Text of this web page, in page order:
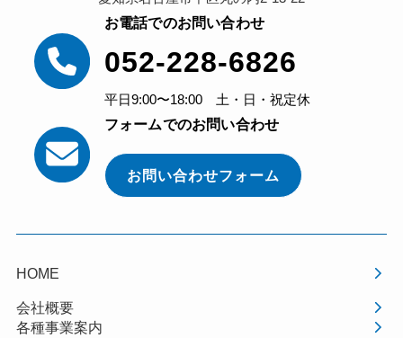
お電話でのお問い合わせ
052-228-6826
平日9:00〜18:00 土・日・祝定休
フォームでのお問い合わせ
お問い合わせフォーム
HOME
会社概要
各種事業案内